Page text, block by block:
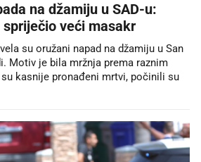
na džamiju u SAD-u:
veći masakr
su oružani napad na džamiju u San
Motiv je bila mržnja prema raznim
kasnije pronađeni mrtvi, počinili su